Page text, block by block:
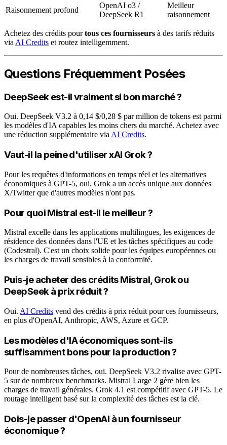
Raisonnement profond
OpenAI o3 /
DeepSeek R1
Meilleur
raisonnement
Achetez des crédits pourtous ces fournisseurs à des tarifs réduits
via AI Credits et routez intelligemment.
Questions Fréquemment Posées
DeepSeek est-il vraiment si bon marché ?
Oui. DeepSeek V3.2 à 0,14 $/0,28 $ par million de tokens est parmi
les modèles d'IA capables les moins chers du marché. Achetez avec
une réduction supplémentaire viaAI Credits.
Vaut-il la peine d'utiliser xAI Grok ?
Pour les requêtes d'informations en temps réel et les alternatives
économiques à GPT-5, oui. Grok a un accès unique aux données
X/Twitter que d'autres modèles n'ont pas.
Pour quoi Mistral est-il le meilleur ?
Mistral excelle dans les applications multilingues, les exigences de
résidence des données dans l'UE et les tâches spécifiques au code
(Codestral). C'est un choix solide pour les équipes européennes ou
les charges de travail sensibles à la conformité.
Puis-je acheter des crédits Mistral, Grok ou
DeepSeek à prix réduit ?
Oui. AI Credits vend des crédits à prix réduit pour ces fournisseurs,
en plus d'OpenAI, Anthropic, AWS, Azure et GCP.
Les modèles d'IA économiques sont-ils
suffisamment bons pour la production ?
Pour de nombreuses tâches, oui. DeepSeek V3.2 rivalise avec GPT-
5 sur de nombreux benchmarks. Mistral Large 2 gère bien les
charges de travail générales. Grok 4.1 est compétitif avec GPT-5. Le
routage intelligent basé sur la complexité des tâches est la clé.
Dois-je passer d'OpenAI à un fournisseur
économique ?